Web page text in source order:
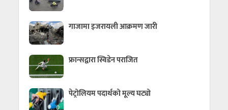
गाजामा इजरायली आक्रमण जारी
फ्रान्सद्वारा स्विडेन पराजित
पेट्रोलियम पदार्थको मूल्य घट्यो